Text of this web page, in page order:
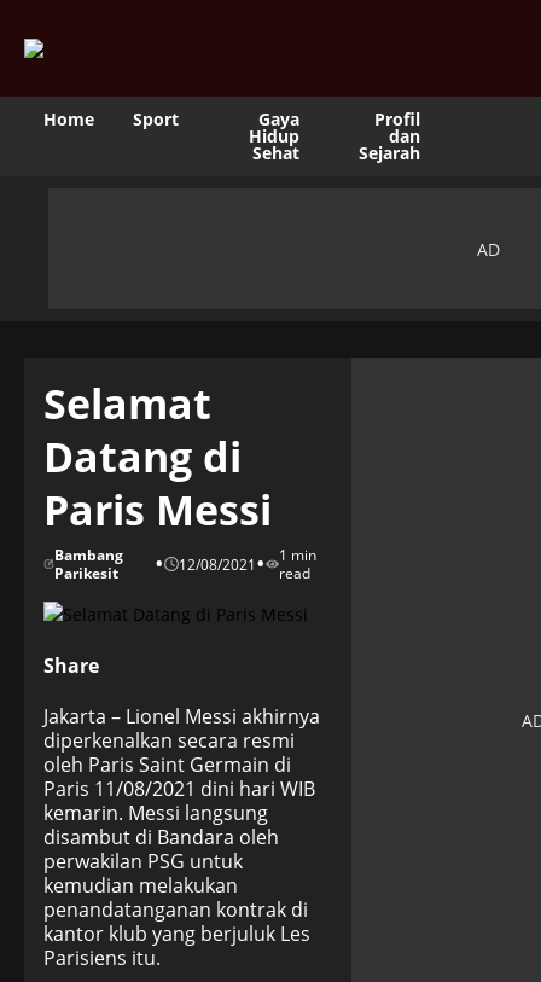
Home Sport Gaya
Hidup
Sehat
Profil
dan
Sejarah
Selamat
Datang di
Paris Messi
Bambang
Parikesit
• 12/08/2021•
1 min
read
Share
Jakarta – Lionel Messi akhirnya
diperkenalkan secara resmi
oleh Paris Saint Germain di
Paris 11/08/2021 dini hari WIB
kemarin. Messi langsung
disambut di Bandara oleh
perwakilan PSG untuk
kemudian melakukan
penandatanganan kontrak di
kantor klub yang berjuluk Les
Parisiens itu.